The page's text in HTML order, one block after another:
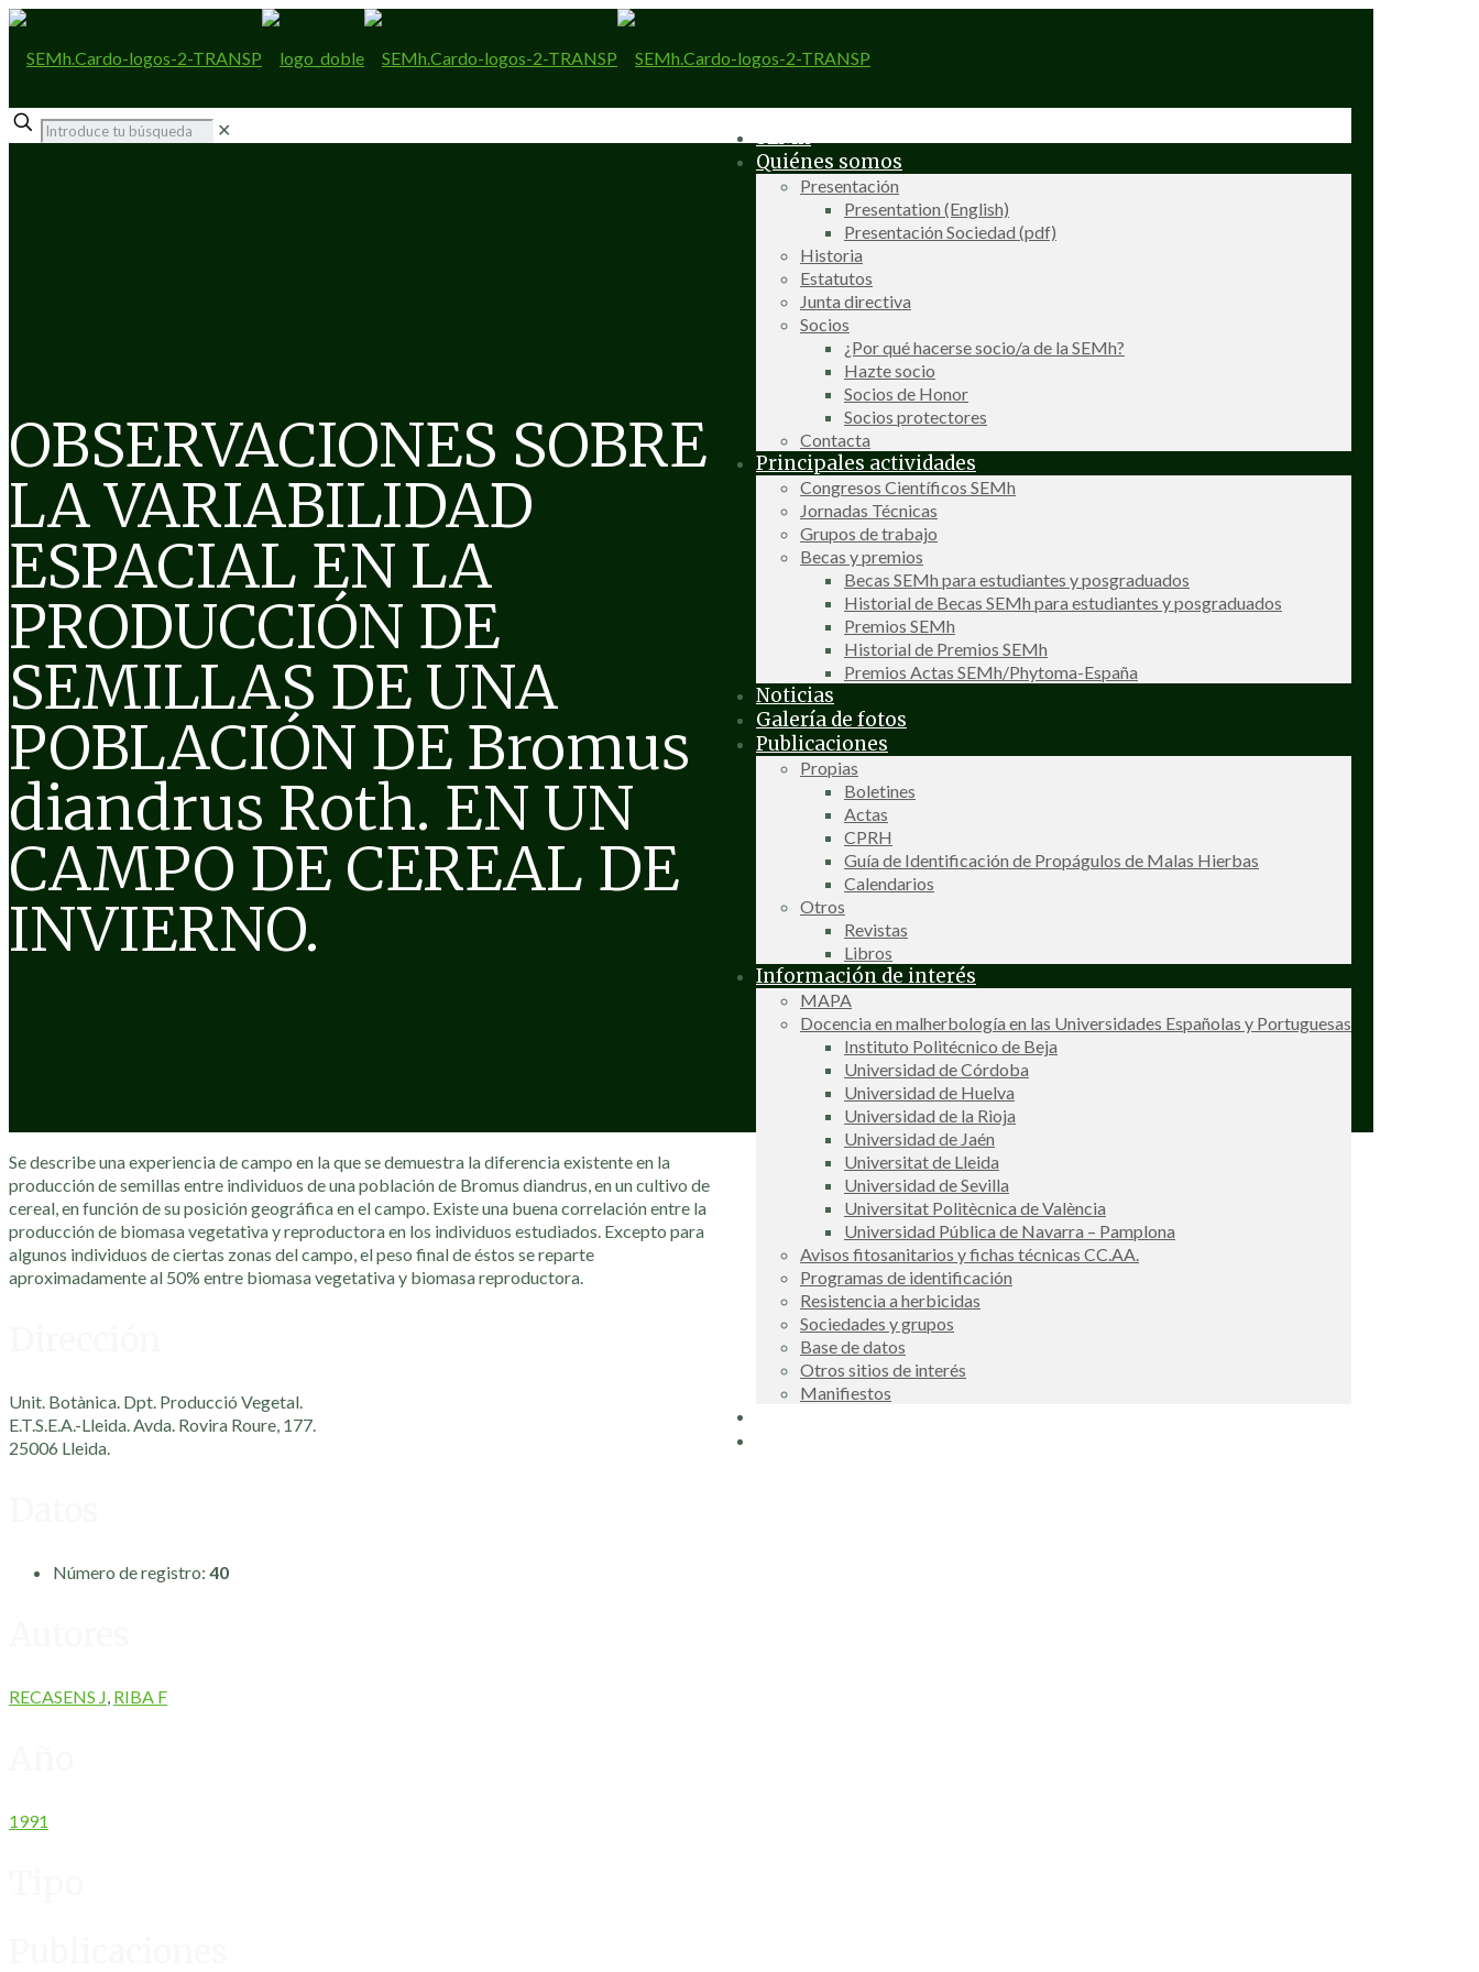
SEMh
Quiénes somos
Presentación
Presentation (English)
Presentación Sociedad (pdf)
Historia
Estatutos
Junta directiva
Socios
¿Por qué hacerse socio/a de la SEMh?
Hazte socio
Socios de Honor
Socios protectores
Contacta
Principales actividades
Congresos Científicos SEMh
Jornadas Técnicas
Grupos de trabajo
Becas y premios
Becas SEMh para estudiantes y posgraduados
Historial de Becas SEMh para estudiantes y posgraduados
Premios SEMh
Historial de Premios SEMh
Premios Actas SEMh/Phytoma-España
Noticias
Galería de fotos
Publicaciones
Propias
Boletines
Actas
CPRH
Guía de Identificación de Propágulos de Malas Hierbas
Calendarios
Otros
Revistas
Libros
Información de interés
MAPA
Docencia en malherbología en las Universidades Españolas y Portuguesas
Instituto Politécnico de Beja
Universidad de Córdoba
Universidad de Huelva
Universidad de la Rioja
Universidad de Jaén
Universitat de Lleida
Universidad de Sevilla
Universitat Politècnica de València
Universidad Pública de Navarra – Pamplona
Avisos fitosanitarios y fichas técnicas CC.AA.
Programas de identificación
Resistencia a herbicidas
Sociedades y grupos
Base de datos
Otros sitios de interés
Manifiestos
✕
OBSERVACIONES SOBRE
LA VARIABILIDAD
ESPACIAL EN LA
PRODUCCIÓN DE
SEMILLAS DE UNA
POBLACIÓN DE Bromus
diandrus Roth. EN UN
CAMPO DE CEREAL DE
INVIERNO.
Se describe una experiencia de campo en la que se demuestra la diferencia existente en la
producción de semillas entre individuos de una población de Bromus diandrus, en un cultivo de
cereal, en función de su posición geográfica en el campo. Existe una buena correlación entre la
producción de biomasa vegetativa y reproductora en los individuos estudiados. Excepto para
algunos individuos de ciertas zonas del campo, el peso final de éstos se reparte
aproximadamente al 50% entre biomasa vegetativa y biomasa reproductora.
Unit. Botànica. Dpt. Producció Vegetal.
E.T.S.E.A.-Lleida. Avda. Rovira Roure, 177.
25006 Lleida.
Número de registro: 40
RECASENS J RIBA F
1991